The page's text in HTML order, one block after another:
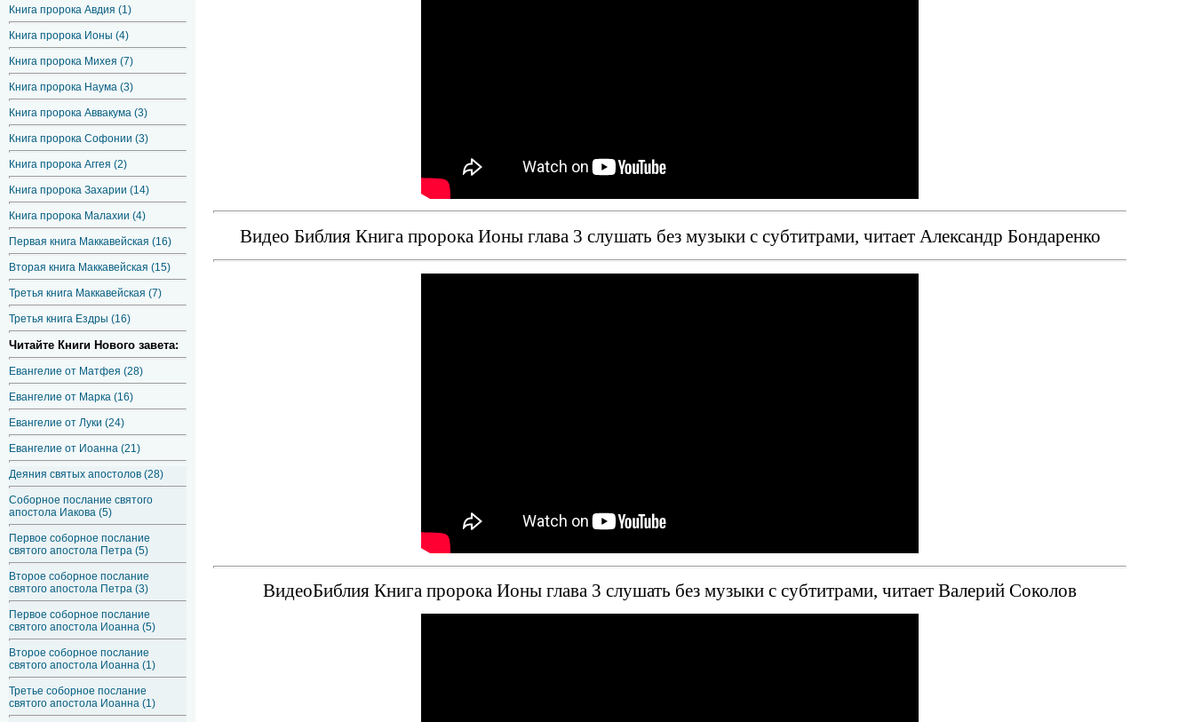
Книга пророка Авдия (1)
Книга пророка Ионы (4)
Книга пророка Михея (7)
Книга пророка Наума (3)
Книга пророка Аввакума (3)
Книга пророка Софонии (3)
Книга пророка Аггея (2)
Книга пророка Захарии (14)
Книга пророка Малахии (4)
Первая книга Маккавейская (16)
Вторая книга Маккавейская (15)
Третья книга Маккавейская (7)
Третья книга Ездры (16)
Читайте Книги Нового завета:
Евангелие от Матфея (28)
Евангелие от Марка (16)
Евангелие от Луки (24)
Евангелие от Иоанна (21)
Деяния святых апостолов (28)
Соборное послание святого
апостола Иакова (5)
Первое соборное послание
святого апостола Петра (5)
Второе соборное послание
святого апостола Петра (3)
Первое соборное послание
святого апостола Иоанна (5)
Второе соборное послание
святого апостола Иоанна (1)
Третье соборное послание
святого апостола Иоанна (1)
Видео Библия Книга пророка Ионы глава 3 слушать без музыки с субтитрами, читает Александр Бондаренко
ВидеоБиблия Книга пророка Ионы глава 3 слушать без музыки с субтитрами, читает Валерий Соколов